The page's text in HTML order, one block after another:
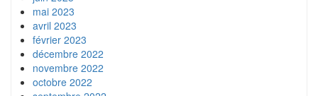
mai 2023
avril 2023
février 2023
décembre 2022
novembre 2022
octobre 2022